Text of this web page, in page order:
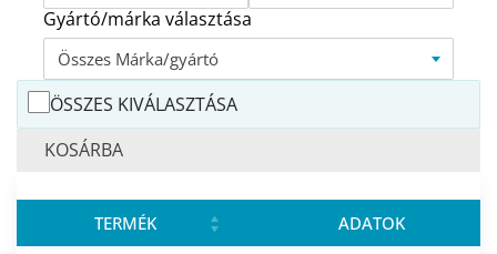
Gyártó/márka választása
Összes Márka/gyártó
ÖSSZES KIVÁLASZTÁSA
KOSÁRBA
TERMÉK ADATOK